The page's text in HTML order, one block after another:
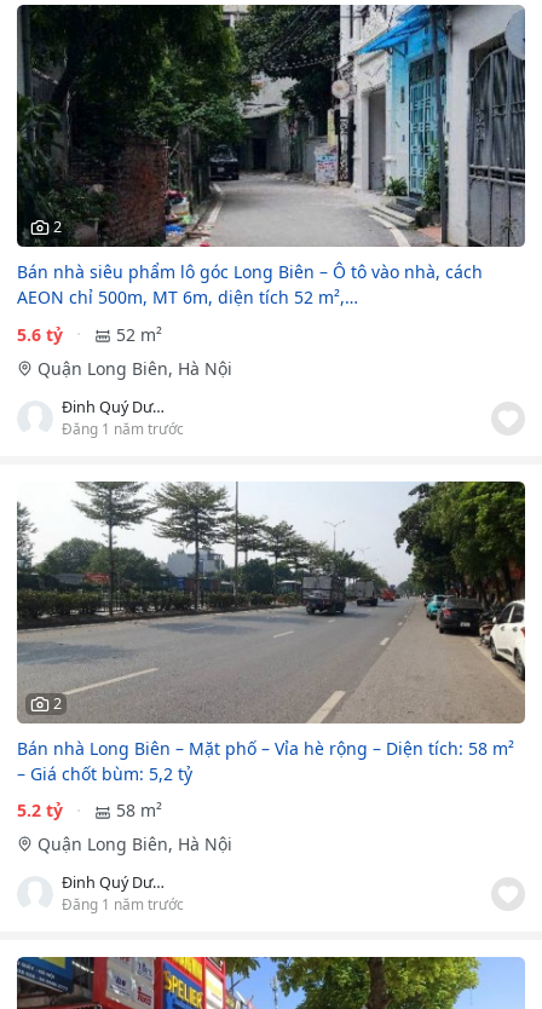
2
Bán nhà siêu phẩm lô góc Long Biên – Ô tô vào nhà, cách
AEON chỉ 500m, MT 6m, diện tích 52 m²,…
5.6 tỷ
52 m²
Quận Long Biên, Hà Nội
Đinh Quý Dương
Đăng 1 năm trước
2
Bán nhà Long Biên – Mặt phố – Vỉa hè rộng – Diện tích: 58 m²
– Giá chốt bùm: 5,2 tỷ
5.2 tỷ
58 m²
Quận Long Biên, Hà Nội
Đinh Quý Dương
Đăng 1 năm trước